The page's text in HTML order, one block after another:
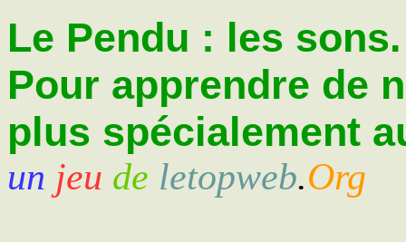
Le Pendu : les sons.
Pour apprendre de
plus spécialement
un jeu de letopweb.Org